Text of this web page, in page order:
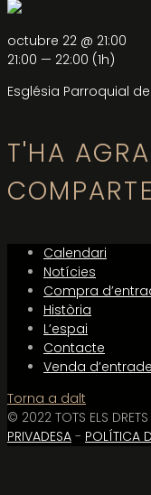
octubre 22 @ 21:00
21:00 — 22:00 (1h)
Església Parroquial
T'HA
Calendari
Notícies
Compra
Història
L’espai
Contacte
Venda
Torna a dalt
© 2022 TOTS ELS DRETS
PRIVADESA - POLÍTICA